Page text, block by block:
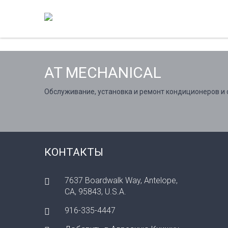
AT MECHANICAL
Обслуживание, установка и ремонт кондиционеров и
КОНТАКТЫ
7637 Boardwalk Way, Antelope,
CA, 95843, U.S.A.
916-335-4447